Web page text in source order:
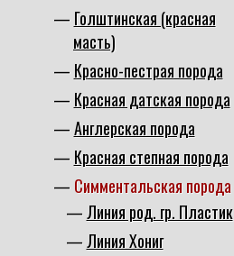
Голштинская (красная
масть)
Красно-пестрая порода
Красная датская порода
Англерская порода
Красная степная порода
Симментальская порода
Линия род. гр. Пластик
Линия Хониг